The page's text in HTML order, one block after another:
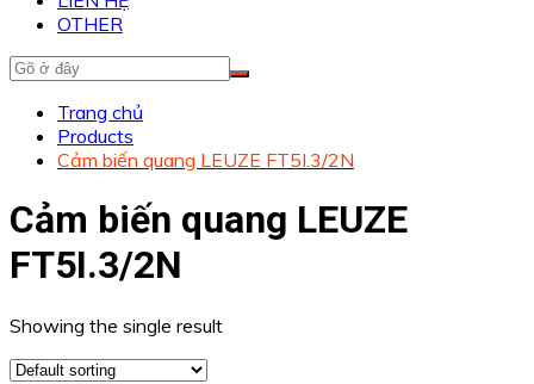
OTHER
Trang chủ
Products
Cảm biến quang LEUZE FT5I.3/2N
Cảm biến quang LEUZE
FT5I.3/2N
Showing the single result